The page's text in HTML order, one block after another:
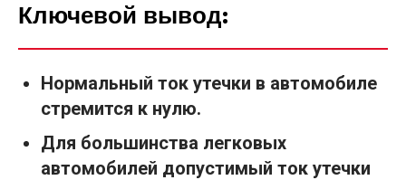
Ключевой вывод:
Нормальный ток утечки в автомобиле
стремится к нулю.
Для большинства легковых
автомобилей допустимый ток утечки